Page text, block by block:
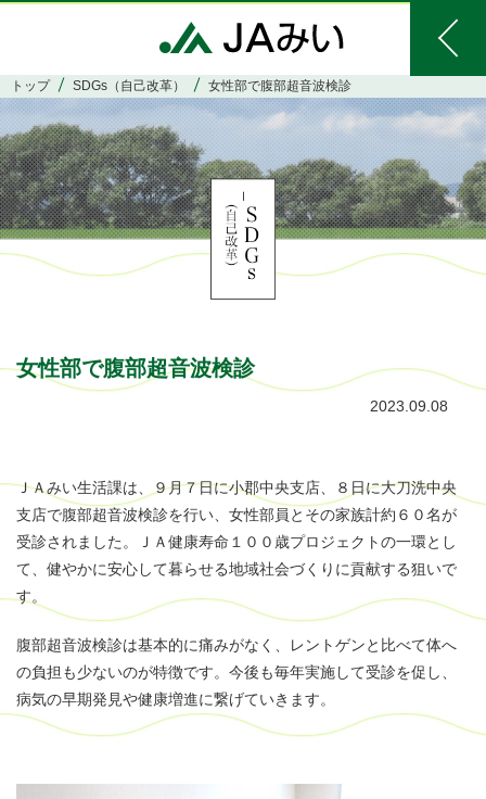
トップ SDGs（自己改革） 女性部で腹部超音波検診
女性部で腹部超音波検診
2023.09.08
ＪＡみい生活課は、９月７日に小郡中央支店、８日に大刀洗中央
支店で腹部超音波検診を行い、女性部員とその家族計約６０名が
受診されました。ＪＡ健康寿命１００歳プロジェクトの一環とし
て、健やかに安心して暮らせる地域社会づくりに貢献する狙いで
す。
腹部超音波検診は基本的に痛みがなく、レントゲンと比べて体へ
の負担も少ないのが特徴です。今後も毎年実施して受診を促し、
病気の早期発見や健康増進に繋げていきます。